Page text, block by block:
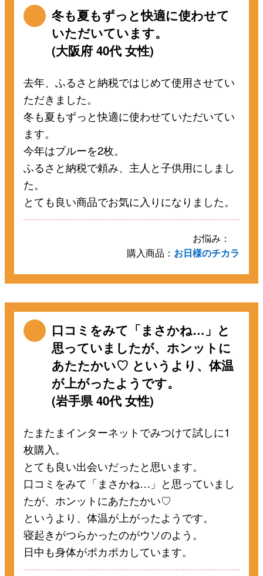
冬も夏もずっと快適に使わせて
いただいています。
(大阪府 40代 女性)
去年、ふるさと納税ではじめて使用させてい
ただきました。
冬も夏もずっと快適に使わせていただいてい
ます。
今年はブルーを2枚。
ふるさと納税で頼み、主人と子供用にしまし
た。
とても良い商品でお気に入りになりました。
お悩み：
購入商品： お日様のチカラ
口コミをみて「まさかね…」と
思っていましたが、ホンットに
あたたかい♡ というより、体温
が上がったようです。
(岩手県 40代 女性)
たまたまインターネットでみつけて試しに1
枚購入。
とても良い出会いだったと思います。
口コミをみて「まさかね…」と思っていまし
たが、ホンットにあたたかい♡
というより、体温が上がったようです。
寝起きがつらかったのがウソのよう。
日中も身体がポカポカしています。